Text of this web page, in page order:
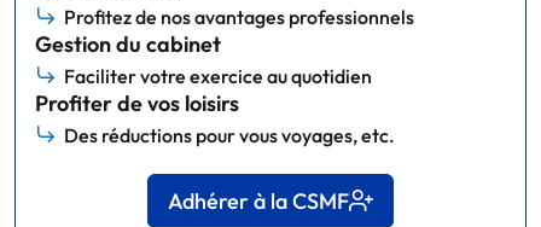
Profitez de nos avantages professionnels
Gestion du cabinet
Faciliter votre exercice au quotidien
Profiter de vos loisirs
Des réductions pour vous voyages, etc.
Adhérer à la CSMF